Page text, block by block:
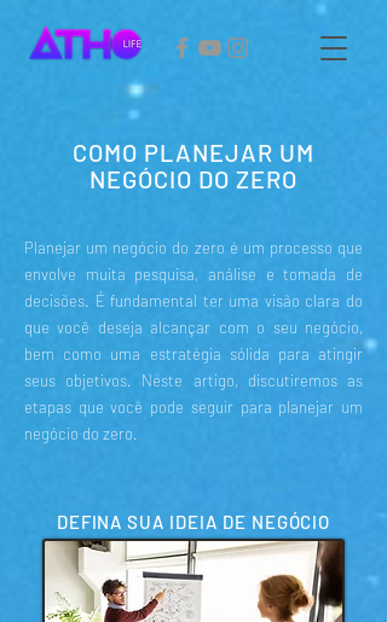
COMO PLANEJAR UM
NEGÓCIO DO ZERO
Planejar um negócio do zero é um processo que
envolve muita pesquisa, análise e tomada de
decisões. É fundamental ter uma visão clara do
que você deseja alcançar com o seu negócio,
bem como uma estratégia sólida para atingir
seus objetivos. Neste artigo, discutiremos as
etapas que você pode seguir para planejar um
negócio do zero.
DEFINA SUA IDEIA DE NEGÓCIO